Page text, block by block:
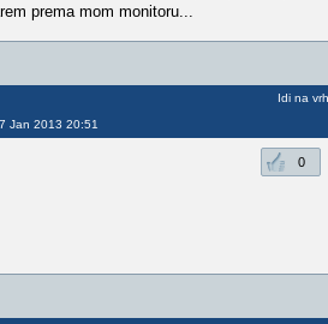
prema mom monitoru...
Jan 2013 20:51
Idi na vrh
0